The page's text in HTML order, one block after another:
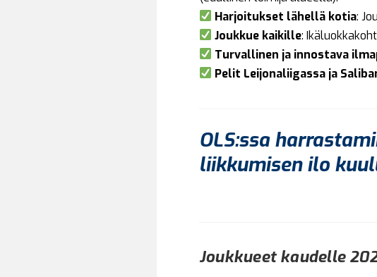
Harjoitukset lähellä kotia:
Joukkue kaikille:
Turvallinen ja innostava
Pelit Leijonaliigassa ja
OLS:ssa
liikkumisen ilo
Joukkueet kaudelle